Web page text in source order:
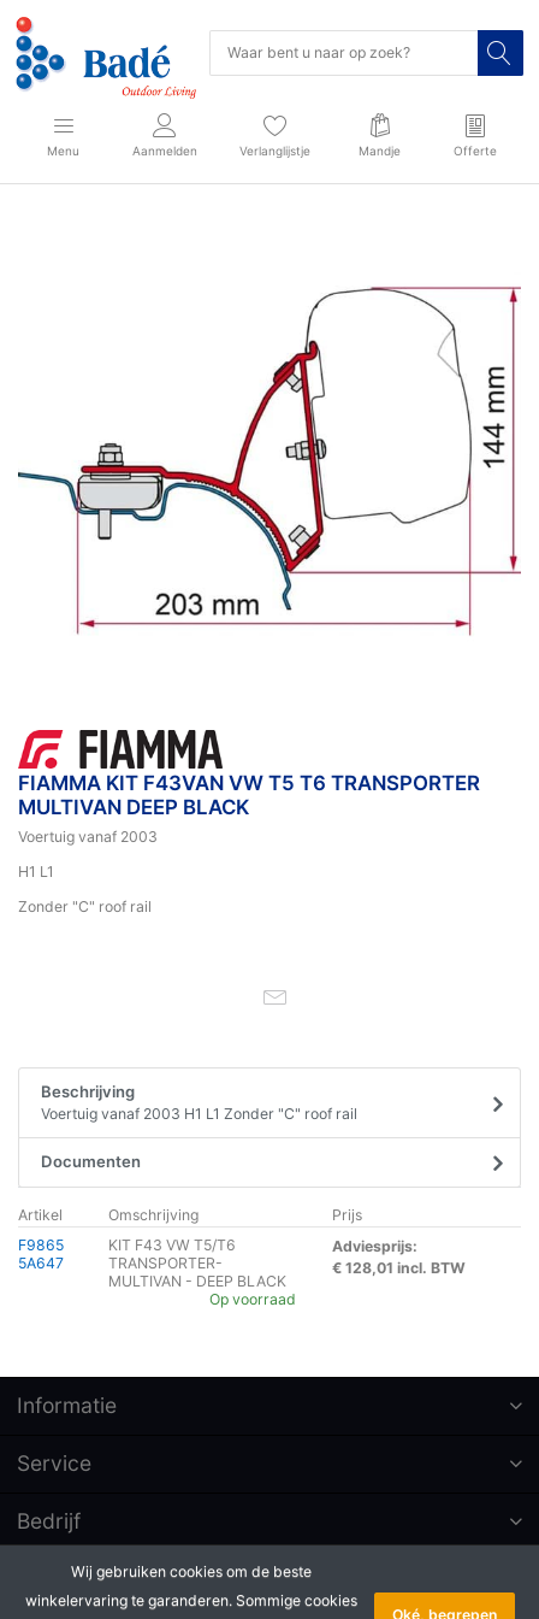
Menu Aanmelden Verlanglijstje Mandje Offerte
FIAMMA KIT F43VAN VW T5 T6 TRANSPORTER
MULTIVAN DEEP BLACK
Voertuig vanaf 2003
H1 L1
Zonder "C" roof rail
Beschrijving
Voertuig vanaf 2003 H1 L1 Zonder "C" roof rail
Documenten
Artikel Omschrijving
Prijs
F9865
5A647
KIT F43 VW T5/T6
TRANSPORTER-
MULTIVAN - DEEP BLACK
Op voorraad
Adviesprijs:
€ 128,01 incl. BTW
Informatie
Service
Bedrijf
Abonneer op nieuwsbrieven
Wij gebruiken cookies om de beste
winkelervaring te garanderen. Sommige cookies
Oké, begrepen